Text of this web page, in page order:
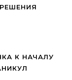
К НАЧАЛУ